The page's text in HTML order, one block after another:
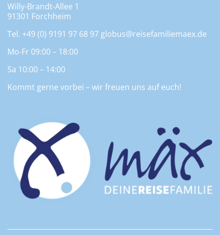
Willy-Brandt-Allee 1
91301 Forchheim
Tel. +49 (0) 9191 97 68 97 globus@reisefamiliemaex.de
Mo-Fr 09:00 – 18:00
Sa 10:00 – 14:00
Kommt gerne vorbei – wir freuen uns auf euch!